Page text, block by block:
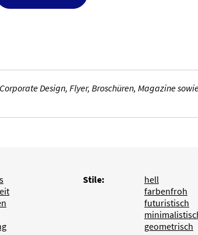
Design, Flyer, Broschüren, Magazine
Stile:
hell
farbenfroh
futuristisch
geometrisch